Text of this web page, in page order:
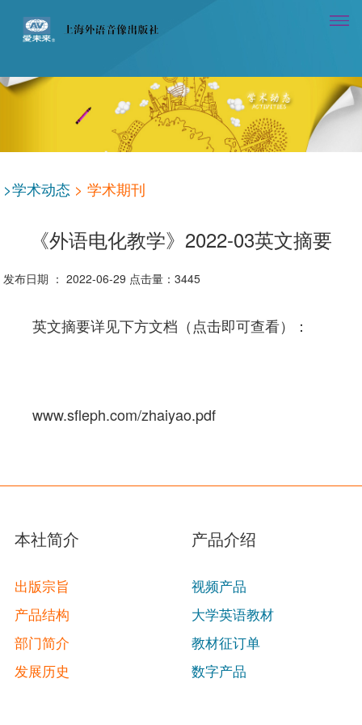
>学术动态 > 学术期刊
《外语电化教学》2022-03英文摘要
发布日期 ： 2022-06-29 点击量：3445
英文摘要详见下方文档（点击即可查看）：
www.sfleph.com/zhaiyao.pdf
本社简介
出版宗旨
产品结构
部门简介
发展历史
产品介绍
视频产品
大学英语教材
教材征订单
数字产品